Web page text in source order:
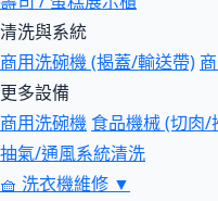
清洗與系統
商用洗碗機 (揭蓋/輸送帶)
更多設備
商用洗碗機 食品機械 (切肉
抽氣/通風系統清洗
🧺 洗衣機維修 ▼